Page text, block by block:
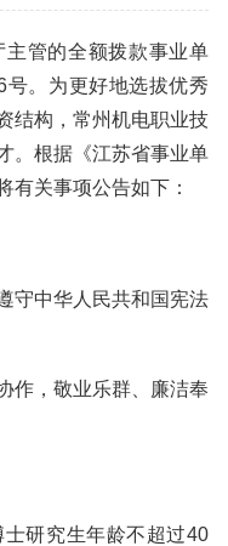
管的全额拨款事业单
。为更好地选拔优秀
结构，常州机电职业技
。根据《江苏省事业单
有关事项公告如下：
守中华人民共和国宪法
作，敬业乐群、廉洁奉
士研究生年龄不超过40